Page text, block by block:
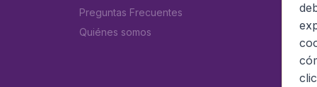
Preguntas Frecuentes
Quiénes somos